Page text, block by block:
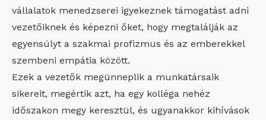
vállalatok menedzserei igyekeznek támogatást adni
vezetőiknek és képezni őket, hogy megtalálják az
egyensúlyt a szakmai profizmus és az emberekkel
szembeni empátia között.
Ezek a vezetők megünneplik a munkatársaik
sikereit, megértik azt, ha egy kolléga nehéz
időszakon megy keresztül, és ugyanakkor kihívások